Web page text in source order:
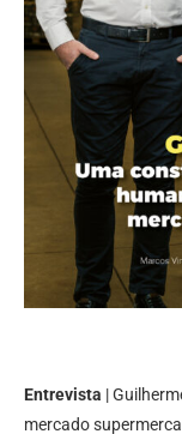
Entrevista |
mercado